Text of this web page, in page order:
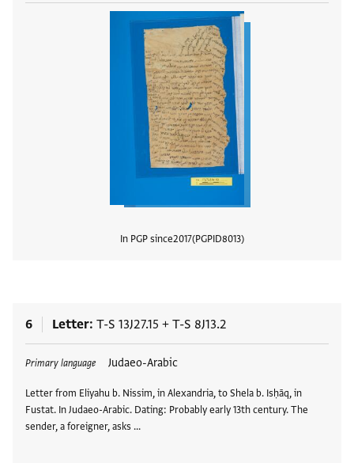
In PGP since2017 PGPID8013
6 Letter T-S 13J27.15 + T-S 8J13.2
Primary language Judaeo-Arabic
Letter from Eliyahu b. Nissim, in Alexandria, to Shela b. Isḥāq, in
Fustat. In Judaeo-Arabic. Dating: Probably early 13th century. The
sender, a foreigner, asks …
Tags